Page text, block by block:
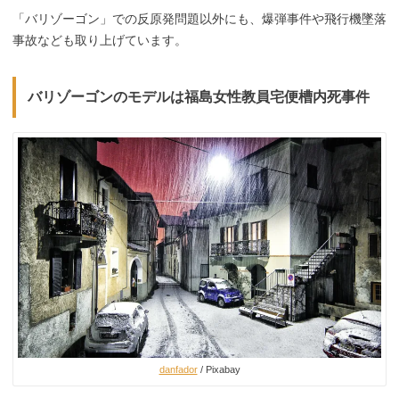
「バリゾーゴン」での反原発問題以外にも、爆弾事件や飛行機墜落
事故なども取り上げています。
バリゾーゴンのモデルは福島女性教員宅便槽内死事件
danfador/ Pixabay